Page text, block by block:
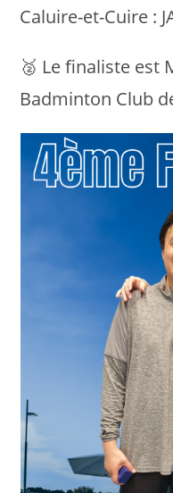
Caluire-et-Cuire :
🥈 Le finaliste est
Badminton Club